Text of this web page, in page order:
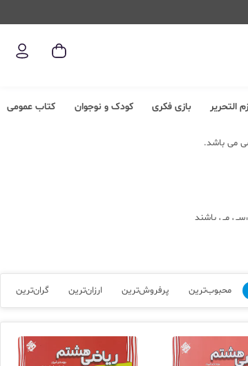
التحریر بازی فکری کودک و نوجوان کتاب عمومی
می باشد.
می باشند
محبوب‌ترین پرفروش‌ترین ارزان‌ترین گران‌ترین